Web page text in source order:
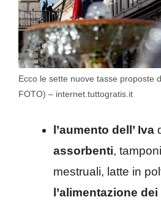
Ecco le sette nuove tasse proposte
FOTO) – internet.tuttogratis.it
l’aumento dell’ Iva
assorbenti,
mestruali, latte in
l’alimentazione